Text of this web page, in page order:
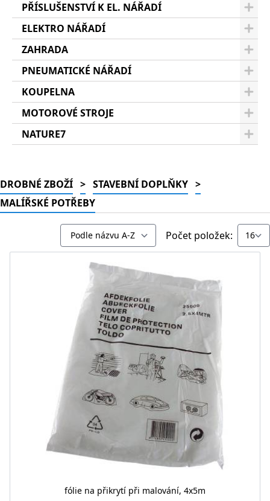
PŘÍSLUŠENSTVÍ K EL. NÁŘADÍ
ELEKTRO NÁŘADÍ
ZAHRADA
PNEUMATICKÉ NÁŘADÍ
KOUPELNA
MOTOROVÉ STROJE
NATURE7
DROBNÉ ZBOŽÍ > STAVEBNÍ DOPLŇKY >
MALÍŘSKÉ POTŘEBY
Počet položek:
fólie na přikrytí při malování, 4x5m